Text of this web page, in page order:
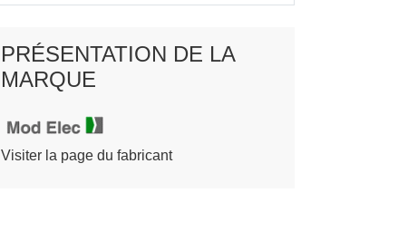
PRÉSENTATION DE LA
MARQUE
Visiter la page du fabricant